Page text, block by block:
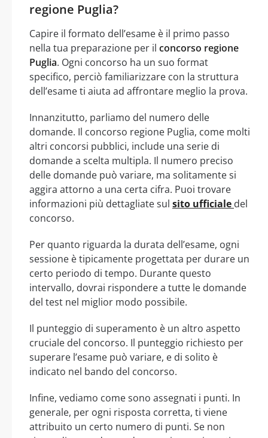
regione Puglia?
Capire il formato dell’esame è il primo passo
nella tua preparazione per il concorso regione
Puglia. Ogni concorso ha un suo format
specifico, perciò familiarizzare con la struttura
dell’esame ti aiuta ad affrontare meglio la prova.
Innanzitutto, parliamo del numero delle
domande. Il concorso regione Puglia, come molti
altri concorsi pubblici, include una serie di
domande a scelta multipla. Il numero preciso
delle domande può variare, ma solitamente si
aggira attorno a una certa cifra. Puoi trovare
informazioni più dettagliate sul sito ufficiale del
concorso.
Per quanto riguarda la durata dell’esame, ogni
sessione è tipicamente progettata per durare un
certo periodo di tempo. Durante questo
intervallo, dovrai rispondere a tutte le domande
del test nel miglior modo possibile.
Il punteggio di superamento è un altro aspetto
cruciale del concorso. Il punteggio richiesto per
superare l’esame può variare, e di solito è
indicato nel bando del concorso.
Infine, vediamo come sono assegnati i punti. In
generale, per ogni risposta corretta, ti viene
attribuito un certo numero di punti. Se non